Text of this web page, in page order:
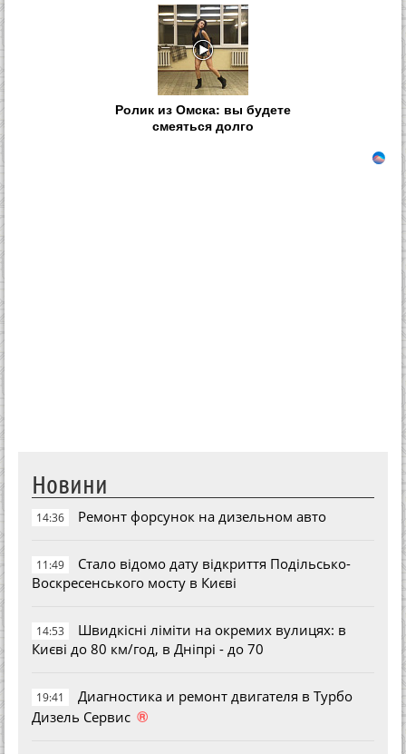
Ролик из Омска: вы будете
смеяться долго
Новини
14:36 Ремонт форсунок на дизельном авто
11:49
Стало відомо дату відкриття Подільсько-
Воскресенського мосту в Києві
14:53
Швидкісні ліміти на окремих вулицях: в
Києві до 80 км/год, в Дніпрі - до 70
19:41
Диагностика и ремонт двигателя в Турбо
Дизель Сервис ®